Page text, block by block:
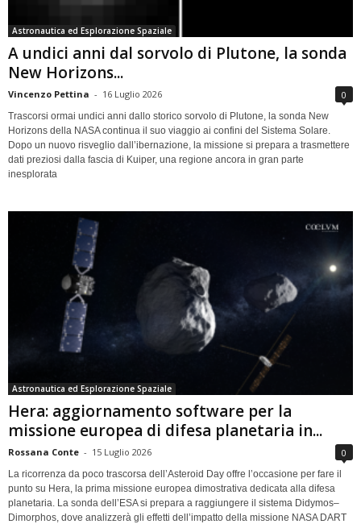
Astronautica ed Esplorazione Spaziale
A undici anni dal sorvolo di Plutone, la sonda
New Horizons...
Vincenzo Pettina - 16 Luglio 2026 0
Trascorsi ormai undici anni dallo storico sorvolo di Plutone, la sonda New
Horizons della NASA continua il suo viaggio ai confini del Sistema Solare.
Dopo un nuovo risveglio dall’ibernazione, la missione si prepara a trasmettere
dati preziosi dalla fascia di Kuiper, una regione ancora in gran parte
inesplorata
Astronautica ed Esplorazione Spaziale
Hera: aggiornamento software per la
missione europea di difesa planetaria in...
Rossana Conte - 15 Luglio 2026 0
La ricorrenza da poco trascorsa dell’Asteroid Day offre l’occasione per fare il
punto su Hera, la prima missione europea dimostrativa dedicata alla difesa
planetaria. La sonda dell’ESA si prepara a raggiungere il sistema Didymos–
Dimorphos, dove analizzerà gli effetti dell’impatto della missione NASA DART